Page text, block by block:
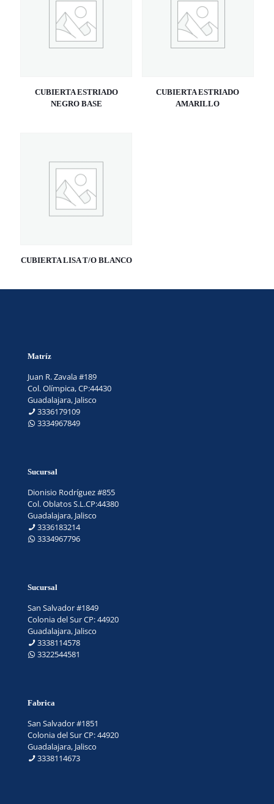
CUBIERTA ESTRIADO
NEGRO BASE
CUBIERTA ESTRIADO
AMARILLO
CUBIERTA LISA T/O BLANCO
Matríz
Juan R. Zavala #189
Col. Olímpica, CP:44430
Guadalajara, Jalisco
3336179109
3334967849
Sucursal
Dionisio Rodríguez #855
Col. Oblatos S.L.CP:44380
Guadalajara, Jalisco
3336183214
3334967796
Sucursal
San Salvador #1849
Colonia del Sur CP: 44920
Guadalajara, Jalisco
3338114578
3322544581
Fabrica
San Salvador #1851
Colonia del Sur CP: 44920
Guadalajara, Jalisco
3338114673